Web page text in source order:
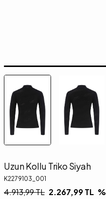
Uzun Kollu Triko Siyah
K2279103_001
4.913,99TL 2.267,99TL %